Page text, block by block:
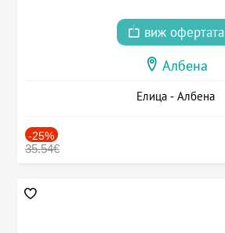
виж офертата
Албена
Елица - Албена
-25%
35.54€